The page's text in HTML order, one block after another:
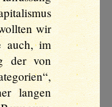
wir
auch, im
der von
langen